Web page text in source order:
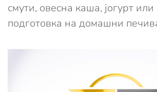
смути, овесна каша, јогурт
подготовка на домашни